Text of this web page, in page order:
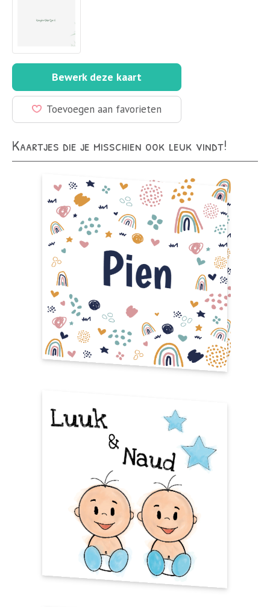
Bewerk deze kaart
Toevoegen aan favorieten
Kaartjes die je misschien ook leuk vindt!